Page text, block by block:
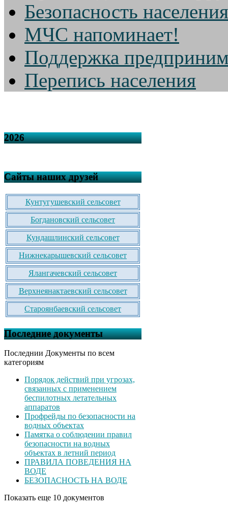
Безопасность населения
МЧС напоминает!
Поддержка
Перепись населения
2026
Сайты наших друзей
Кунтугушевский сельсовет
Богдановский сельсовет
Кундашлинский сельсовет
Нижнекарышевский сельсовет
Ялангачевский сельсовет
Верхнеянактаевский сельсовет
Староянбаевский сельсовет
Последние документы
Последнии Документы по всем
категориям
Порядок действий при угрозах,
связанных с применением
беспилотных летательных
аппаратов
Профрейды по безопасности на
водных объектах
Памятка о соблюдении правил
безопасности на водных
объектах в летний период
ПРАВИЛА ПОВЕДЕНИЯ НА
ВОДЕ
БЕЗОПАСНОСТЬ НА ВОДЕ
Показать еще 10 документов